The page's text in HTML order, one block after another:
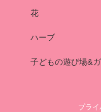
花
ハーブ
子どもの遊び場&
プラ